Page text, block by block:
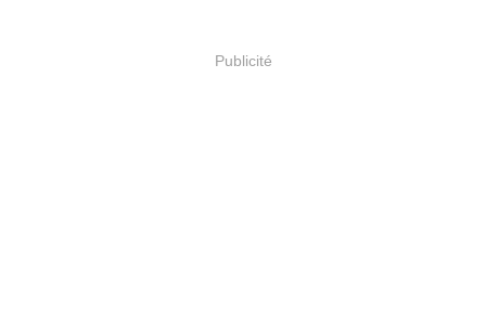
Publicité